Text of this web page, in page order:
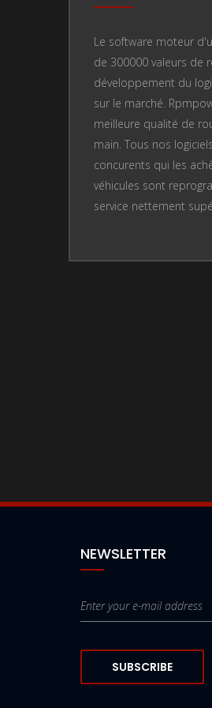
Le software moteur
de 300000 valeurs de
développement du
sur le marché.
meilleure qualité de
main. Tous nos
concurents qui les
véhicules sont
service nettement
NEWSLETTER
SUBSCRIBE